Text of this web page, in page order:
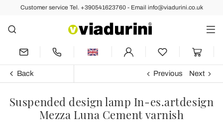
Customer service Tel. +390541623760 - Email info@viadurini.co.uk
Back Previous Next
Suspended design lamp In-es.artdesign
Mezza Luna Cement varnish